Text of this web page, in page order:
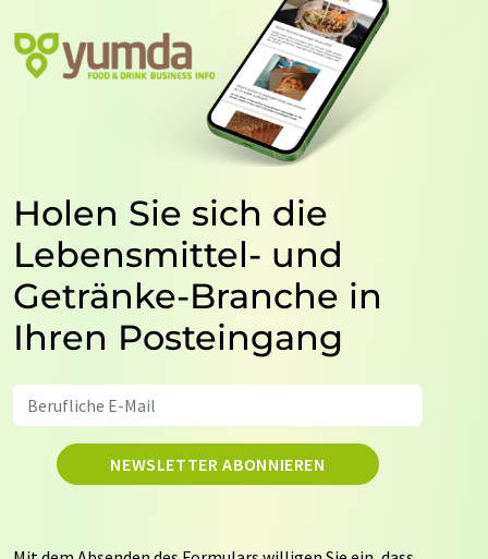
Holen Sie sich die
Lebensmittel- und
Getränke-Branche in
Ihren Posteingang
NEWSLETTER ABONNIEREN